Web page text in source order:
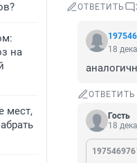
на
мест,
ОТВЕТИТЬ
18
ОТВЕТИТЬ
Гость
18
197546976